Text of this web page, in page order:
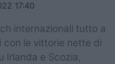
17:40
internazionali tutto a
con le vittorie nette di
Irlanda e Scozia,